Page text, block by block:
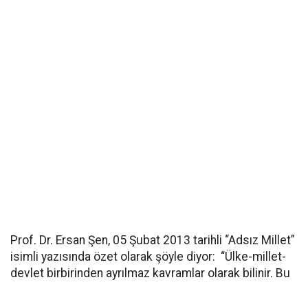
Prof. Dr. Ersan Şen, 05 Şubat 2013 tarihli “Adsız Millet”
isimli yazısında özet olarak şöyle diyor: “Ülke-millet-
devlet birbirinden ayrılmaz kavramlar olarak bilinir. Bu